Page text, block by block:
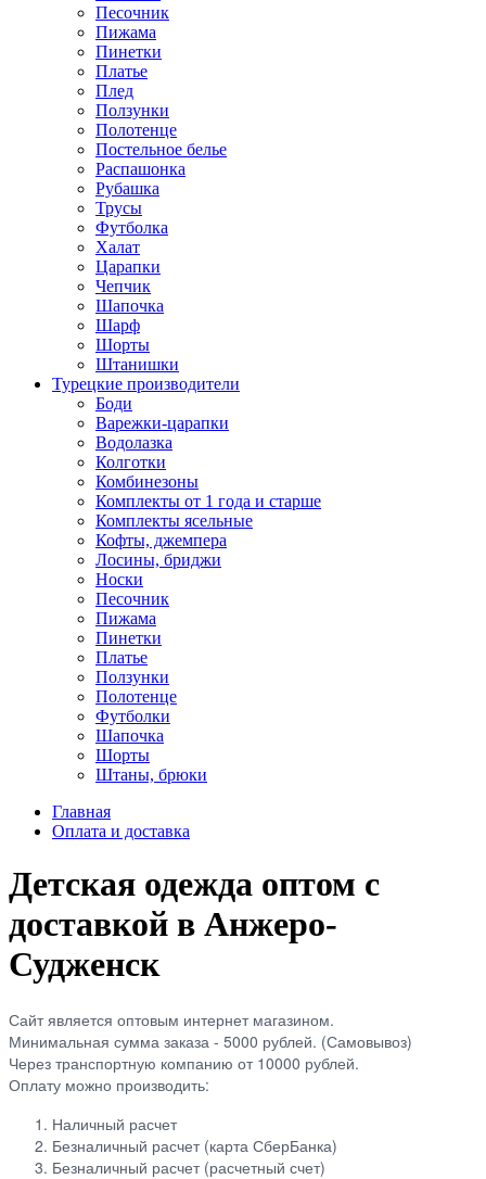
Песочник
Пижама
Пинетки
Платье
Плед
Ползунки
Полотенце
Постельное белье
Распашонка
Рубашка
Трусы
Футболка
Халат
Царапки
Чепчик
Шапочка
Шарф
Шорты
Штанишки
Турецкие производители
Боди
Варежки-царапки
Водолазка
Колготки
Комбинезоны
Комплекты от 1 года и старше
Комплекты ясельные
Кофты, джемпера
Лосины, бриджи
Носки
Песочник
Пижама
Пинетки
Платье
Ползунки
Полотенце
Футболки
Шапочка
Шорты
Штаны, брюки
Главная
Оплата и доставка
Детская одежда оптом с
доставкой в Анжеро-
Судженск
Сайт является оптовым интернет магазином.
Минимальная сумма заказа - 5000 рублей. (Самовывоз)
Через транспортную компанию от 10000 рублей.
Оплату можно производить:
Наличный расчет
Безналичный расчет (карта СберБанка)
Безналичный расчет (расчетный счет)